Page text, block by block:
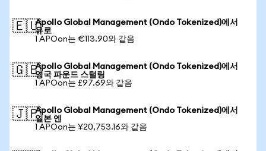
🇪🇺Apollo Global Management (Ondo Tokenized)에서
유로
1 APOon는 €113.90와 같음
🇬🇧Apollo Global Management (Ondo Tokenized)에서
영국 파운드 스털링
1 APOon는 £97.69와 같음
🇯🇵Apollo Global Management (Ondo Tokenized)에서
일본 엔
1 APOon는 ¥20,753.16와 같음